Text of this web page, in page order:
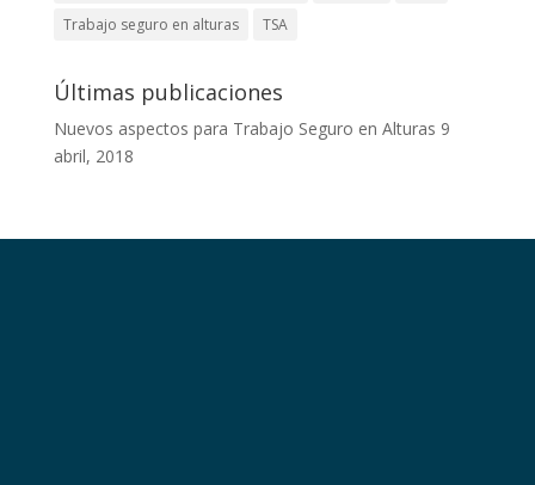
Trabajo seguro en alturas
TSA
Últimas publicaciones
Nuevos aspectos para Trabajo Seguro en Alturas 9
abril, 2018